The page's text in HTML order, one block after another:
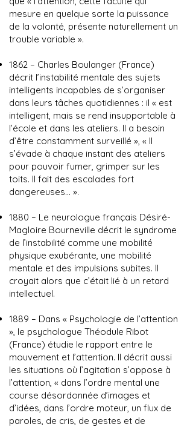
mesure en quelque sorte la puissance
de la volonté, présente naturellement un
trouble variable ».
1862 – Charles Boulanger (France)
décrit l’instabilité mentale des sujets
intelligents incapables de s’organiser
dans leurs tâches quotidiennes : il « est
intelligent, mais se rend insupportable à
l’école et dans les ateliers. Il a besoin
d’être constamment surveillé », « Il
s’évade à chaque instant des ateliers
pour pouvoir fumer, grimper sur les
toits. Il fait des escalades fort
dangereuses... ».
1880 – Le neurologue français Désiré-
Magloire Bourneville décrit le syndrome
de l’instabilité comme une mobilité
physique exubérante, une mobilité
mentale et des impulsions subites. Il
croyait alors que c’était lié à un retard
intellectuel.
1889 – Dans « Psychologie de l’attention
», le psychologue Théodule Ribot
(France) étudie le rapport entre le
mouvement et l’attention. Il décrit aussi
les situations où l’agitation s’oppose à
l’attention, « dans l’ordre mental une
course désordonnée d’images et
d’idées, dans l’ordre moteur, un flux de
paroles, de cris, de gestes et de